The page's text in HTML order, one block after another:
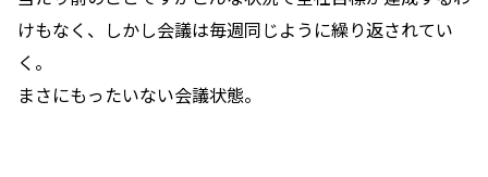
けもなく、しかし会議は毎週同じように繰り返されてい
く。
まさにもったいない会議状態。